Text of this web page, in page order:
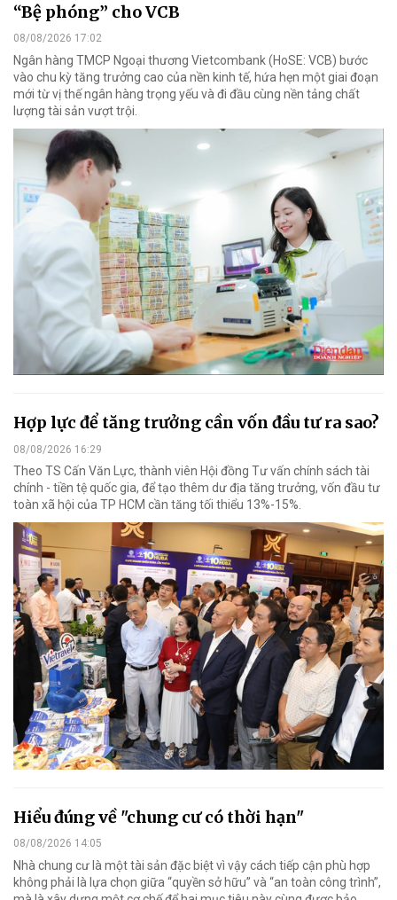
“Bệ phóng” cho VCB
08/08/2026 17:02
Ngân hàng TMCP Ngoại thương Vietcombank (HoSE: VCB) bước
vào chu kỳ tăng trưởng cao của nền kinh tế, hứa hẹn một giai đoạn
mới từ vị thế ngân hàng trọng yếu và đi đầu cùng nền tảng chất
lượng tài sản vượt trội.
Hợp lực để tăng trưởng cần vốn đầu tư ra sao?
08/08/2026 16:29
Theo TS Cấn Văn Lực, thành viên Hội đồng Tư vấn chính sách tài
chính - tiền tệ quốc gia, để tạo thêm dư địa tăng trưởng, vốn đầu tư
toàn xã hội của TP HCM cần tăng tối thiểu 13%-15%.
Hiểu đúng về "chung cư có thời hạn"
08/08/2026 14:05
Nhà chung cư là một tài sản đặc biệt vì vậy cách tiếp cận phù hợp
không phải là lựa chọn giữa “quyền sở hữu” và “an toàn công trình”,